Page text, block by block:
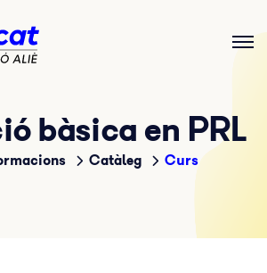
bàsica en PRL
Catàleg Curs